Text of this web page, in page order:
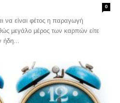
0
να είναι φέτος η παραγωγή
μεγάλο μέρος των καρπών είτε
ήδη...